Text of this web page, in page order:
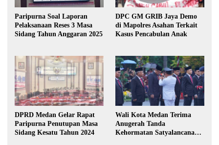
Paripurna Soal Laporan
Pelaksanaan Reses 3 Masa
Sidang Tahun Anggaran 2025
DPC GM GRIB Jaya Demo
di Mapolres Asahan Terkait
Kasus Pencabulan Anak
DPRD Medan Gelar Rapat
Paripurna Penutupan Masa
Sidang Kesatu Tahun 2024
Wali Kota Medan Terima
Anugerah Tanda
Kehormatan Satyalancana